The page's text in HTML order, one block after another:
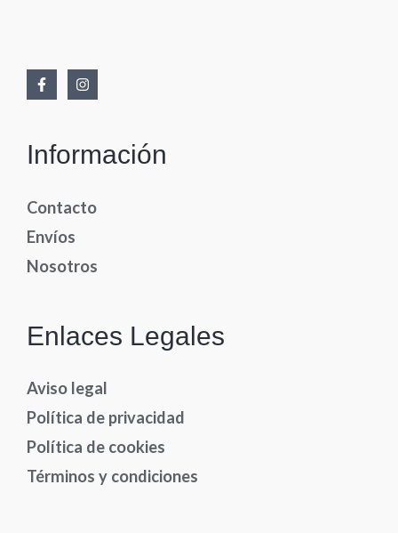
Información
Contacto
Envíos
Nosotros
Enlaces Legales
Aviso legal
Política de privacidad
Política de cookies
Términos y condiciones